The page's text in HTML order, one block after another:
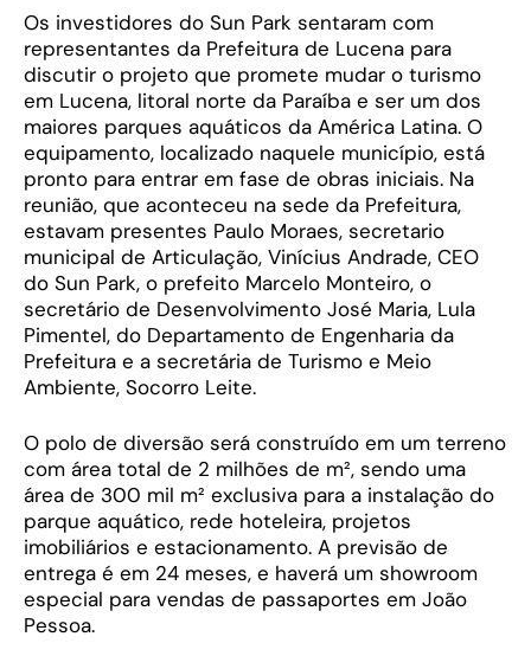
Os investidores do Sun Park sentaram com
representantes da Prefeitura de Lucena para
discutir o projeto que promete mudar o turismo
em Lucena, litoral norte da Paraíba e ser um dos
maiores parques aquáticos da América Latina. O
equipamento, localizado naquele município, está
pronto para entrar em fase de obras iniciais. Na
reunião, que aconteceu na sede da Prefeitura,
estavam presentes Paulo Moraes, secretario
municipal de Articulação, Vinícius Andrade, CEO
do Sun Park, o prefeito Marcelo Monteiro, o
secretário de Desenvolvimento José Maria, Lula
Pimentel, do Departamento de Engenharia da
Prefeitura e a secretária de Turismo e Meio
Ambiente, Socorro Leite.
O polo de diversão será construído em um terreno
com área total de 2 milhões de m², sendo uma
área de 300 mil m² exclusiva para a instalação do
parque aquático, rede hoteleira, projetos
imobiliários e estacionamento. A previsão de
entrega é em 24 meses, e haverá um showroom
especial para vendas de passaportes em João
Pessoa.